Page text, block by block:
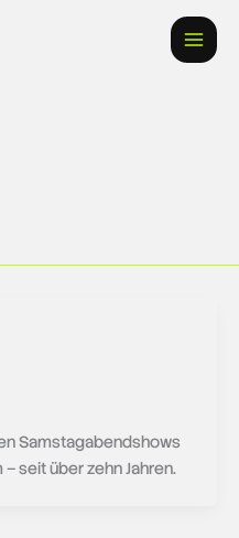
Samstagabendshows
seit über zehn Jahren.